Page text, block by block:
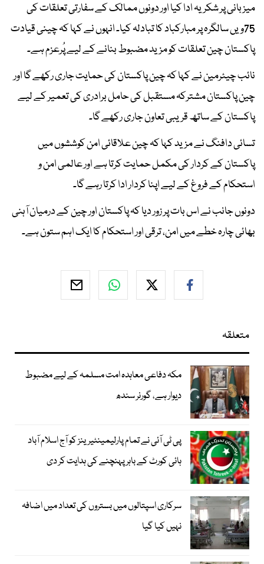
میزبانی پر شکریہ ادا کیا اور دونوں ممالک کے سفارتی تعلقات کی
75ویں سالگرہ پر مبارکباد کا تبادلہ کیا۔ انہوں نے کہا کہ چینی قیادت
پاکستان چین تعلقات کو مزید مضبوط بنانے کے لیے پُرعزم ہے۔
نائب چیئرمین نے کہا کہ چین پاکستان کی حمایت جاری رکھے گا اور
چین پاکستان مشترکہ مستقبل کی حامل برادری کی تعمیر کے لیے
پاکستان کے ساتھ قریبی تعاون جاری رکھے گا۔
تسائی دافنگ نے مزید کہا کہ چین علاقائی امن کوششوں میں
پاکستان کے کردار کی مکمل حمایت کرتا ہے اور عالمی امن و
استحکام کے فروغ کے لیے اپنا کردار ادا کرتا رہے گا۔
دونوں جانب نے اس بات پر زور دیا کہ پاکستان اور چین کے درمیان آہنی
بھائی چارہ خطے میں امن، ترقی اور استحکام کا ایک اہم ستون ہے۔
متعلقہ
مکہ دفاعی معاہدہ امت مسلمہ کے لیے مضبوط
دیوار ہے، گورنر سندھ
پی ٹی آئی نے تمام پارلیمینٹیرینز کو آج اسلام آباد
ہائی کورٹ کے باہر پہنچنے کی ہدایت کر دی
سرکاری اسپتالوں میں بستروں کی تعداد میں اضافہ
نہیں کیا گیا